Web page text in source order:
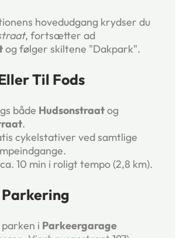
hovedudgang krydser du
, fortsætter ad
og følger skiltene Dakpark .
Til Fods
både Hudsonstraatog
.
cykelstativer ved samtlige
10 min i roligt tempo (2,8 km).
Parkering
i Parkeergarage